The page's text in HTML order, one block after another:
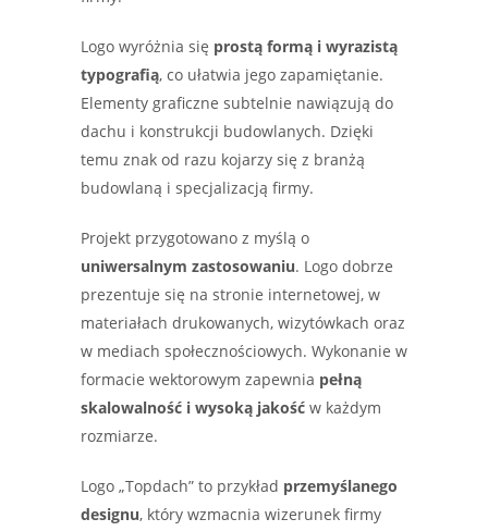
Logo wyróżnia się prostą formą i wyrazistą
typografią, co ułatwia jego zapamiętanie.
Elementy graficzne subtelnie nawiązują do
dachu i konstrukcji budowlanych. Dzięki
temu znak od razu kojarzy się z branżą
budowlaną i specjalizacją firmy.
Projekt przygotowano z myślą o
uniwersalnym zastosowaniu. Logo dobrze
prezentuje się na stronie internetowej, w
materiałach drukowanych, wizytówkach oraz
w mediach społecznościowych. Wykonanie w
formacie wektorowym zapewnia pełną
skalowalność i wysoką jakość w każdym
rozmiarze.
Logo „Topdach” to przykład przemyślanego
designu, który wzmacnia wizerunek firmy